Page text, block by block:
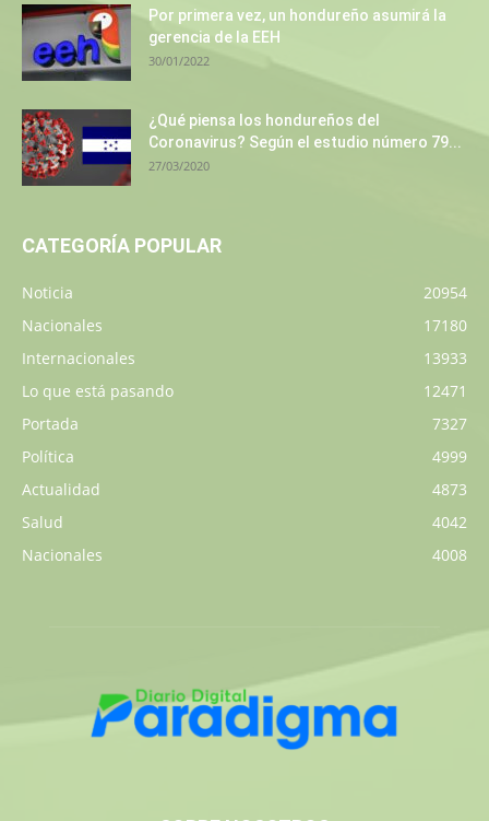
Por primera vez, un hondureño asumirá la
gerencia de la EEH
30/01/2022
¿Qué piensa los hondureños del
Coronavirus? Según el estudio número 79...
27/03/2020
CATEGORÍA POPULAR
Noticia
20954
Nacionales
17180
Internacionales
13933
Lo que está pasando
12471
Portada
7327
Política
4999
Actualidad
4873
Salud
4042
Nacionales
4008